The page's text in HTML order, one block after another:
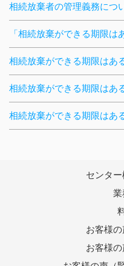
相続放棄者の管理義務につ
「相続放棄ができる期限は
相続放棄ができる期限はあ
相続放棄ができる期限はあ
相続放棄ができる期限はあ
センタ
業
お客様の
お客様の